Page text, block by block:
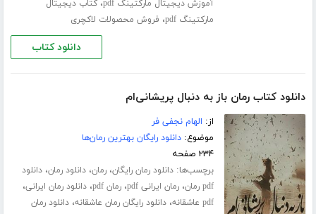
آموزش دیجیتال مارکتینگ pdf ،کتاب دیجیتال
مارکتینگ pdf
، فروش محصولات لاکچری
دانلود کتاب
دانلود کتاب رمان باز به دنبال پریشانی‌ام
از: الهام نجفی فر
موضوع:دانلود رایگان بهترین رمان‌ها
۲۳۴ صفحه
برچسب‌ها:دانلود رمان رایگان،رمان،دانلود رمان،دانلود
pdf رمان
،رمان ایرانی pdf ،رمان pdf ،دانلود رمان ایرانی،
pdf عاشقانه ،دانلود رایگان رمان عاشقانه،دانلود رمان